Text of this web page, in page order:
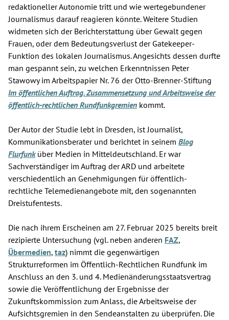
redaktioneller Autonomie tritt und wie wertegebundener
Journalismus darauf reagieren könnte. Weitere Studien
widmeten sich der Berichterstattung über Gewalt gegen
Frauen, oder dem Bedeutungsverlust der Gatekeeper-
Funktion des lokalen Journalismus. Angesichts dessen durfte
man gespannt sein, zu welchen Erkenntnissen Peter
Stawowy im Arbeitspapier Nr. 76 der Otto-Brenner-Stiftung
Im öffentlichen Auftrag. Zusammensetzung und Arbeitsweise der
öffentlich-rechtlichen Rundfunkgremien kommt.
Der Autor der Studie lebt in Dresden, ist Journalist,
Kommunikationsberater und berichtet in seinem Blog
Flurfunküber Medien in Mitteldeutschland. Er war
Sachverständiger im Auftrag der ARD und arbeitete
verschiedentlich an Genehmigungen für öffentlich-
rechtliche Telemedienangebote mit, den sogenannten
Dreistufentests.
Die nach ihrem Erscheinen am 27. Februar 2025 bereits breit
rezipierte Untersuchung (vgl. neben anderen FAZ,
Übermedien, taz) nimmt die gegenwärtigen
Strukturreformen im Öffentlich-Rechtlichen Rundfunk im
Anschluss an den 3. und 4. Medienänderungsstaatsvertrag
sowie die Veröffentlichung der Ergebnisse der
Zukunftskommission zum Anlass, die Arbeitsweise der
Aufsichtsgremien in den Sendeanstalten zu überprüfen. Die